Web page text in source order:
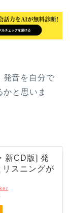
発音を自分で
と思いま
新CD版] 発
スニングが